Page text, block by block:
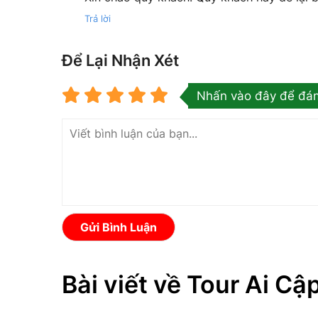
Trả lời
Để Lại Nhận Xét
Nhấn vào đây để
Gửi Bình Luận
Bài viết về Tour Ai